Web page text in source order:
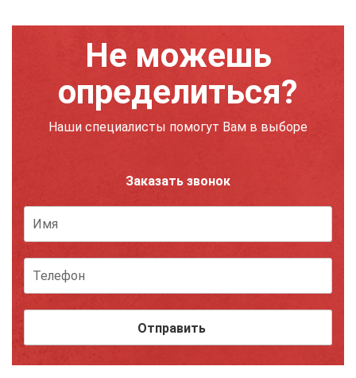
Не можешь
определиться?
Наши специалисты помогут Вам в выборе
Заказать звонок